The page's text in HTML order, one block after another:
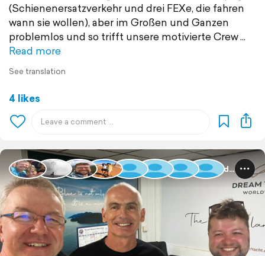
(Schienenersatzverkehr und drei FEXe, die fahren
wann sie wollen), aber im Großen und Ganzen
problemlos und so trifft unsere motivierte Crew
Read more
See translation
4 likes
Guadeloupe und Dominica